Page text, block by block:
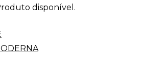
disponível.